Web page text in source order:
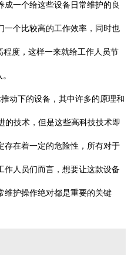
成一个给这些设备日常维护的良
一个比较高的工作效率，同时也
度，这样一来就给工作人员节
下的设备，其中许多的原理和
的技术，但是这些高科技技术即
存在着一定的危险性，所有对于
作人员们而言，想要让这款设备
维护操作绝对都是重要的关键